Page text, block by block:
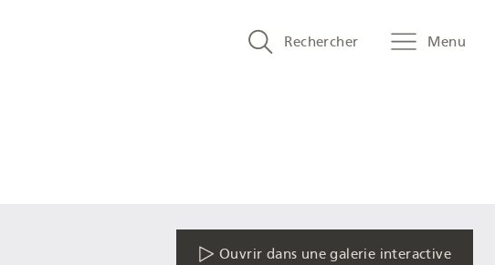
SearchRechercher Menu
Ouvrir dans une galerie interactive